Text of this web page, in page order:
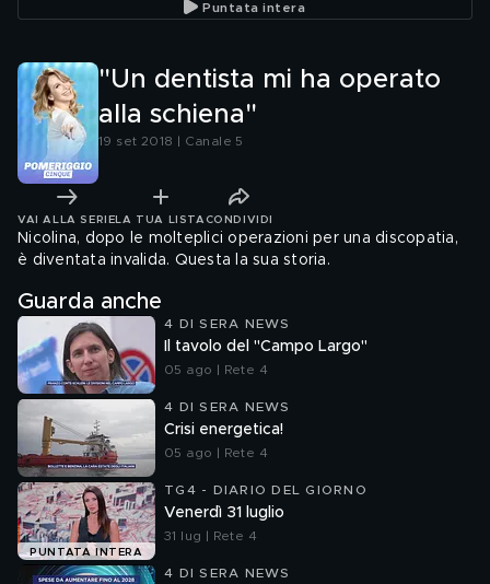
Puntata intera
"Un dentista mi ha operato
alla schiena"
19 set 2018 | Canale 5
VAI ALLA SERIE LA TUA LISTA CONDIVIDI
Nicolina, dopo le molteplici operazioni per una discopatia,
è diventata invalida. Questa la sua storia.
Guarda anche
4 DI SERA NEWS
Il tavolo del "Campo Largo"
05 ago | Rete 4
4 DI SERA NEWS
Crisi energetica!
05 ago | Rete 4
PUNTATA INTERA
TG4 - DIARIO DEL GIORNO
Venerdì 31 luglio
31 lug | Rete 4
4 DI SERA NEWS